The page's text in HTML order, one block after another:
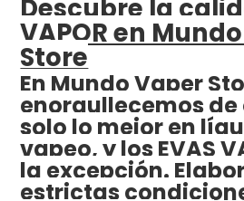
Descubre la
VAPOR en
Store
En Mundo Vaper
enorgullecemos
solo lo mejor en
vapeo, y los EVAS
la excepción.
estrictas